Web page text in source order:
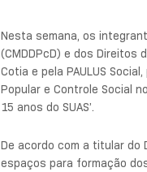
Nesta semana, os
(CMDDPcD) e dos Direitos
Cotia e pela PAULUS
Popular e Controle Social
15 anos do SUAS’.
De acordo com a titular do
espaços para formação